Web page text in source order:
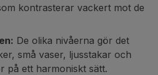
kontrasterar vackert mot de
De olika nivåerna gör det
små vaser, ljusstakar och
på ett harmoniskt sätt.